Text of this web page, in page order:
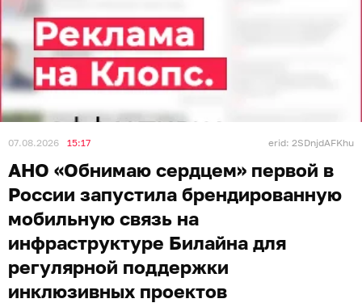
07.08.2026 15:17 erid: 2SDnjdAFKhu
АНО «Обнимаю сердцем» первой в
России запустила брендированную
мобильную связь на
инфраструктуре Билайна для
регулярной поддержки
инклюзивных проектов